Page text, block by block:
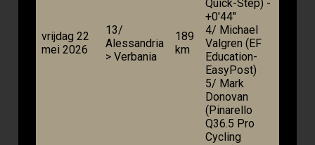
vrijdag 22
mei 2026
13/
Alessandria
> Verbania
189
km
Quick-Step) -
+0'44"
4/ Michael
Valgren (EF
Education-
EasyPost)
5/ Mark
Donovan
(Pinarello
Q36.5 Pro
Cycling